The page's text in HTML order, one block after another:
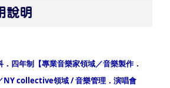
說明
四年制【專業音樂家領域／音樂製作．
NY collective領域 / 音樂管理．演唱會